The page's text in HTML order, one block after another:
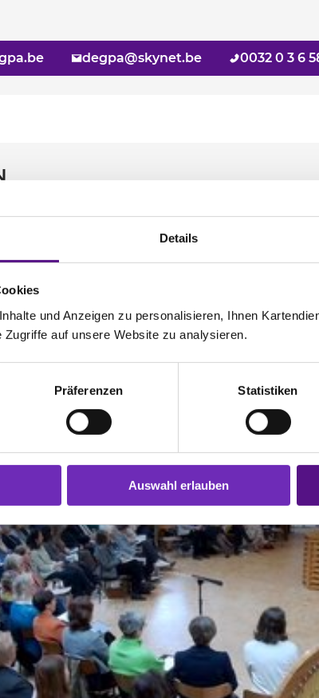
Details
und Anzeigen zu personalisieren, Ihnen
Zugriffe auf unsere Website zu analysieren.
Präferenzen Statistiken
Auswahl erlauben
degpa@skynet.be 0032 0 3 6